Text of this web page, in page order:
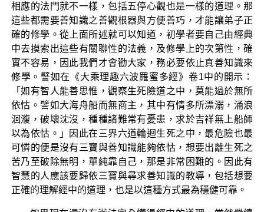
相應的法門就不一樣，包括五停心觀也是一樣的道理。那
這些都需要善知識之善觀根器與方便善巧，才能讓弟子正
確的修學。從上面所述就可以知道，初學者要自己由經典
中去摸索出這些有關聯性的法義，及修學上的次第性，確
實不容易，因此我們才會勸大家，務必要依止真善知識來
修學。譬如在《大乘理趣六波羅蜜多經》卷1中的開示：
「如有智人能善思惟，觀察生死險道之中，莫能過於無所
依怙。譬如大海舟船而無商主，其中有情多所漂溺，涌浪
洄澓，破壞沈沒，種種諸難常有憂患，求於吉祥無上船師
以為依怙。」因此在三界六道輪迴生死之中，最危險也最
可憐的便是沒有三寶與善知識能夠依怙，想要出離生死之
苦乃至破除無明，單純靠自己，那是非常困難的。因此有
智慧的人應該要歸依三寶與尋求善知識的教導，包括想要
正確的理解經中的道理，也是以這種方式最為穩健可靠。